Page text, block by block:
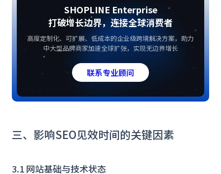
SHOPLINE Enterprise
打破增长边界，连接全球消费者
高度定制化、可扩展、低成本的企业级跨境解决方案，助力
中大型品牌商家加速全球扩张，实现无边界增长
联系专业顾问
三、影响SEO见效时间的关键因素
3.1 网站基础与技术状态